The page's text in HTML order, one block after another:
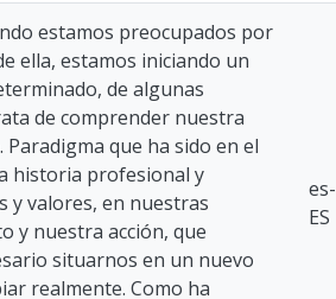
estamos preocupados por
ella, estamos iniciando un
de algunas
de comprender nuestra
que ha sido en el
historia profesional y
y valores, en nuestras
y nuestra acción, que
situarnos en un nuevo
realmente. Como ha
es-
ES